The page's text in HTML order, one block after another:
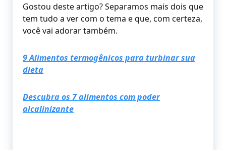
Gostou deste artigo? Separamos mais dois que
tem tudo a ver com o tema e que, com certeza,
você vai adorar também.
9 Alimentos termogênicos para turbinar sua
dieta
Descubra os 7 alimentos com poder
alcalinizante